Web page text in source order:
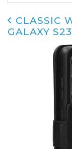
CLASSIC
GALAXY